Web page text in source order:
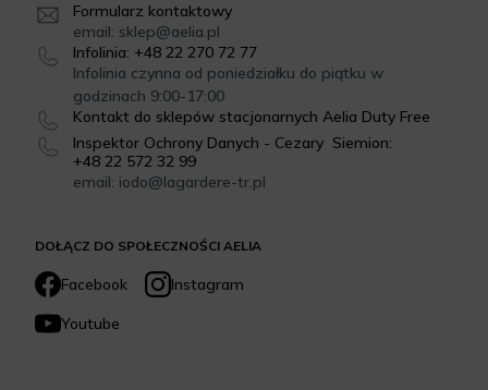
DOŁĄCZ DO SPOŁECZNOŚCI AELIA
Facebook
Instagram
Youtube
Formularz kontaktowy
email: sklep@aelia.pl
Infolinia: +48 22 270 72 77
Infolinia czynna od poniedziałku do piątku w
godzinach 9:00-17:00
Kontakt do sklepów stacjonarnych Aelia Duty Free
Inspektor Ochrony Danych - Cezary Siemion:
+48 22 572 32 99
email: iodo@lagardere-tr.pl